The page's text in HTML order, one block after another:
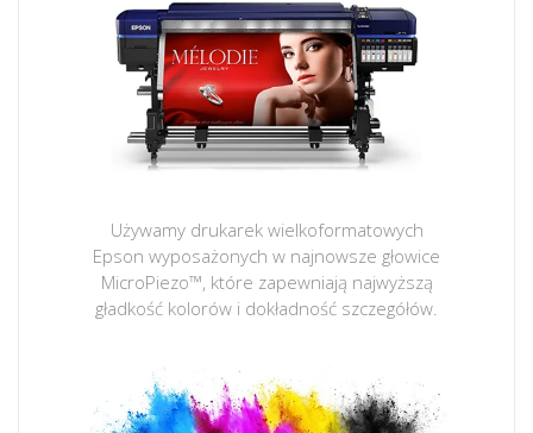
Używamy drukarek wielkoformatowych
Epson wyposażonych w najnowsze głowice
MicroPiezo™, które zapewniają najwyższą
gładkość kolorów i dokładność szczegółów.